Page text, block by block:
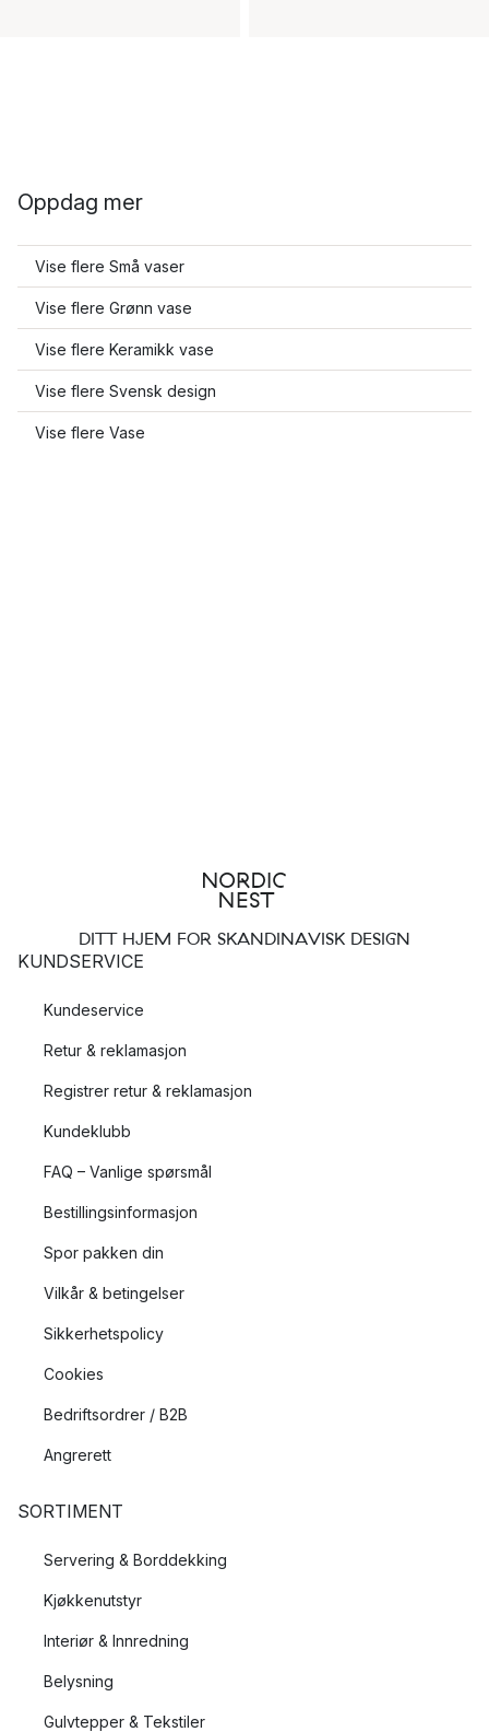
Oppdag mer
Vise flere Små vaser
Vise flere Grønn vase
Vise flere Keramikk vase
Vise flere Svensk design
Vise flere Vase
DITT HJEM FOR SKANDINAVISK DESIGN
KUNDSERVICE
Kundeservice
Retur & reklamasjon
Registrer retur & reklamasjon
Kundeklubb
FAQ – Vanlige spørsmål
Bestillingsinformasjon
Spor pakken din
Vilkår & betingelser
Sikkerhetspolicy
Cookies
Bedriftsordrer / B2B
Angrerett
SORTIMENT
Servering & Borddekking
Kjøkkenutstyr
Interiør & Innredning
Belysning
Gulvtepper & Tekstiler